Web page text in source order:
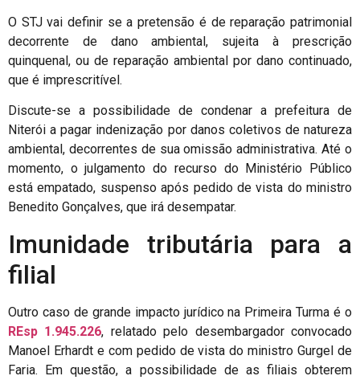
O STJ vai definir se a pretensão é de reparação patrimonial
decorrente de dano ambiental, sujeita à prescrição
quinquenal, ou de reparação ambiental por dano continuado,
que é imprescritível.
Discute-se a possibilidade de condenar a prefeitura de
Niterói a pagar indenização por danos coletivos de natureza
ambiental, decorrentes de sua omissão administrativa. Até o
momento, o julgamento do recurso do Ministério Público
está empatado, suspenso após pedido de vista do ministro
Benedito Gonçalves, que irá desempatar.
Imunidade tributária para a
filial
Outro caso de grande impacto jurídico na Primeira Turma é o
REsp 1.945.226, relatado pelo desembargador convocado
Manoel Erhardt e com pedido de vista do ministro Gurgel de
Faria. Em questão, a possibilidade de as filiais obterem